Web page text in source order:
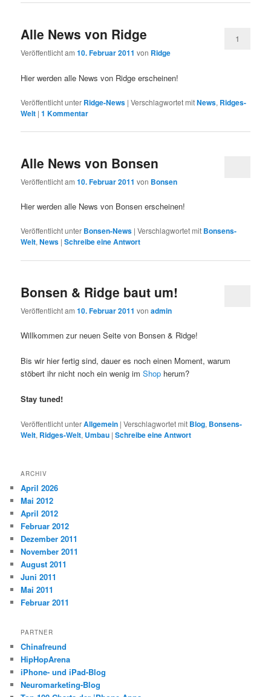
Alle News von Ridge
Veröffentlicht am10. Februar 2011 von Ridge
1
Hier werden alle News von Ridge erscheinen!
Veröffentlicht unter Ridge-News |Verschlagwortet mitNews, Ridges-
Welt |1 Kommentar
Alle News von Bonsen
Veröffentlicht am10. Februar 2011 von Bonsen
Hier werden alle News von Bonsen erscheinen!
Veröffentlicht unter Bonsen-News |Verschlagwortet mit Bonsens-
Welt,News |Schreibe eine Antwort
Bonsen & Ridge baut um!
Veröffentlicht am10. Februar 2011 vonadmin
Willkommen zur neuen Seite von Bonsen & Ridge!
Bis wir hier fertig sind, dauer es noch einen Moment, warum
stöbert ihr nicht noch ein wenig imShop herum?
Stay tuned!
Veröffentlicht unterAllgemein |Verschlagwortet mit Blog, Bonsens-
Welt, Ridges-Welt, Umbau |Schreibe eine Antwort
ARCHIV
April 2026
Mai 2012
April 2012
Februar 2012
Dezember 2011
November 2011
August 2011
Juni 2011
Mai 2011
Februar 2011
PARTNER
Chinafreund
HipHopArena
iPhone- und iPad-Blog
Neuromarketing-Blog